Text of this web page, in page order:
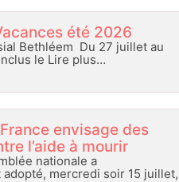
été 2026
Bethléem Du 27 juillet au
le Lire plus…
France envisage des
l’aide à mourir
nationale a
mercredi soir 15 juillet,